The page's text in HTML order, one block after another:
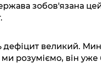
зобов'язана
дефіцит великий.
розуміємо, він